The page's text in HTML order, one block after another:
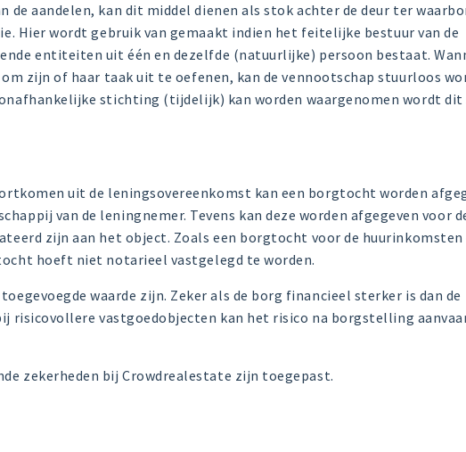
de aandelen, kan dit middel dienen als stok achter de deur ter
Hier wordt gebruik van gemaakt indien het feitelijke bestuur van de
entiteiten uit één en dezelfde (natuurlijke) persoon bestaat.
zijn of haar taak uit te oefenen, kan de vennootschap stuurloos
stichting (tijdelijk) kan worden waargenomen wordt dit
uit de leningsovereenkomst kan een borgtocht worden
van de leningnemer. Tevens kan deze worden afgegeven voor
zijn aan het object. Zoals een borgtocht voor de
hoeft niet notarieel vastgelegd te worden.
waarde zijn. Zeker als de borg financieel sterker is dan de
risicovollere vastgoedobjecten kan het risico na borgstelling
zekerheden bij Crowdrealestate zijn toegepast.